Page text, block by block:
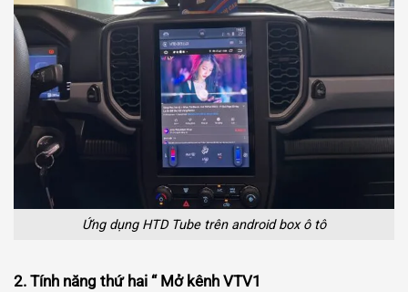
Ứng dụng HTD Tube trên android box ô tô
2. Tính năng thứ hai “ Mở kênh VTV1